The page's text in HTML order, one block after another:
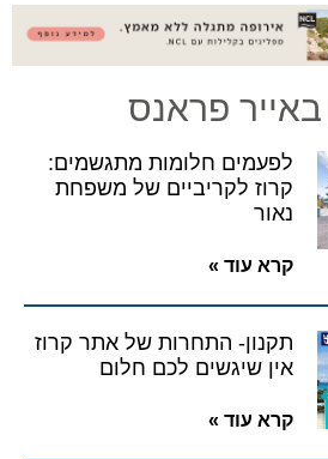
פראנס
לפעמים חלומות מתגשמים:
קרוז לקריביים של משפחת
נאור
קרא עוד »
תקנון- התחרות של אתר קרוז
אין שיגשים לכם חלום
קרא עוד »